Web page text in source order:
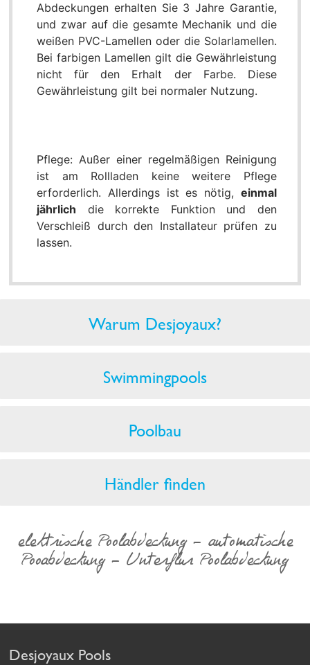
Abdeckungen erhalten Sie 3 Jahre Garantie,
und zwar auf die gesamte Mechanik und die
weißen PVC-Lamellen oder die Solarlamellen.
Bei farbigen Lamellen gilt die Gewährleistung
nicht für den Erhalt der Farbe. Diese
Gewährleistung gilt bei normaler Nutzung.
Pflege: Außer einer regelmäßigen Reinigung
ist am Rollladen keine weitere Pflege
erforderlich. Allerdings ist es nötig, einmal
jährlich die korrekte Funktion und den
Verschleiß durch den Installateur prüfen zu
lassen.
Warum Desjoyaux?
Swimmingpools
Poolbau
Händler finden
elektrische Poolabdeckung - automatische
Pooabdeckung - Unterflur Poolabdeckung
Desjoyaux Pools